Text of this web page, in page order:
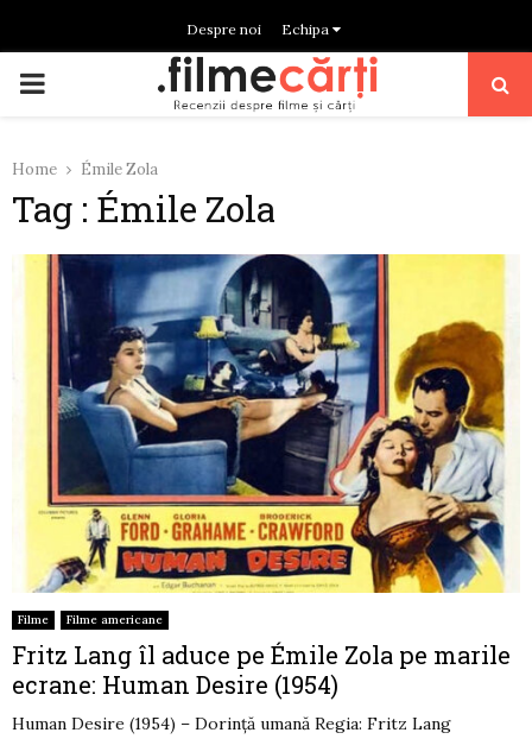
Despre noi Echipa
PRIMARY
Home Émile Zola
Tag : Émile Zola
Filme Filme americane
Fritz Lang îl aduce pe Émile Zola pe marile
ecrane: Human Desire (1954)
Human Desire (1954) – Dorință umană Regia: Fritz Lang